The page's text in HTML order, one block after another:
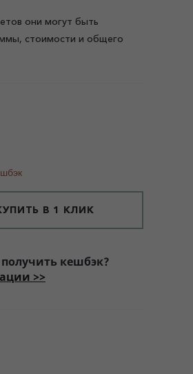
они могут быть
стоимости и общего
В 1 КЛИК
кешбэк?
>>